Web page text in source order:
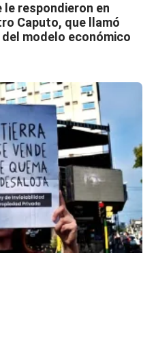
le respondieron en
Caputo, que llamó
modelo económico